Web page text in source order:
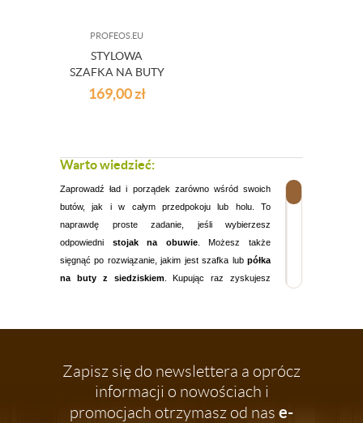
PROFEOS.EU
STYLOWA
SZAFKA NA BUTY
TANDRA - WENGE
169,00zł
Warto wiedzieć:
Zaprowadź ład i porządek zarówno wśród swoich
butów, jak i w całym przedpokoju lub holu. To
naprawdę proste zadanie, jeśli wybierzesz
odpowiedni stojak na obuwie. Możesz także
sięgnąć po rozwiązanie, jakim jestszafka lubpółka
na buty z siedziskiem. Kupując raz zyskujesz
zakładania i zdejmowania obuwia.
każdego wnętrza
Każdy naszstojak na obuwieto idealna propozycja
do Twojego przedpokoju, holu, czy też
Zapisz się do newslettera a oprócz
informacji o nowościach i
promocjach otrzymasz od nas e-